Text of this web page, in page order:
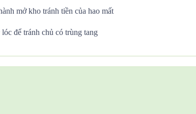
mở kho tránh tiền của hao mất
để tránh chủ có trùng tang